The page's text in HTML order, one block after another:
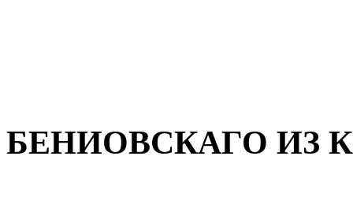
БЕНИОВСКАГО ИЗ